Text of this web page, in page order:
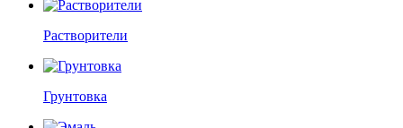
Растворители
Грунтовка